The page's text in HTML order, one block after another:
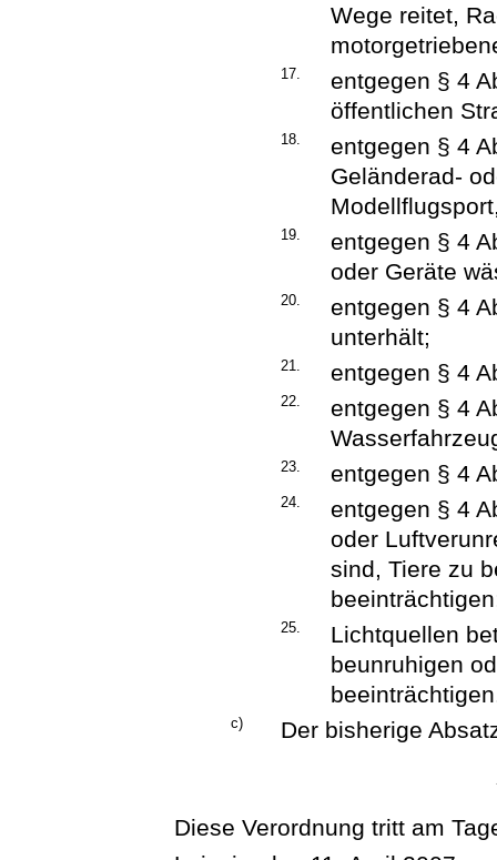
Wege reitet,
17.
entgegen § 4
öffentlichen
18.
entgegen § 4
Geländerad-
19.
entgegen § 4
oder Geräte
20.
entgegen § 4
unterhält;
21. entgegen § 4
22.
entgegen § 4
23. entgegen § 4
24.
entgegen § 4
oder
sind, Tiere zu
25.
Lichtquellen
beunruhigen
c) Der bisherige
Diese Verordnung tritt am